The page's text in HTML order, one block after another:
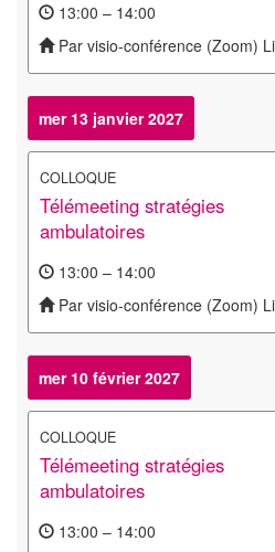
13:00 – 14:00
Par visio-conférence (Zoom)
mer 13 janvier 2027
COLLOQUE
Télémeeting stratégies
ambulatoires
13:00 – 14:00
Par visio-conférence (Zoom)
mer 10 février 2027
COLLOQUE
Télémeeting stratégies
ambulatoires
13:00 – 14:00